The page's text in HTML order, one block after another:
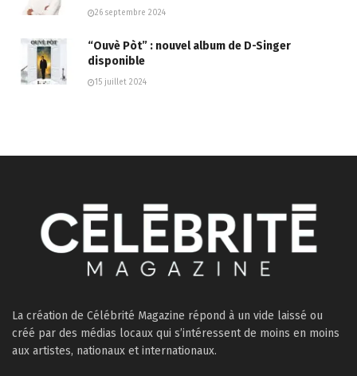
26 septembre 2024
“Ouvè Pòt” : nouvel album de D-Singer
disponible
15 juillet 2024
La création de Célébrité Magazine répond à un vide laissé ou
créé par des médias locaux qui s’intéressent de moins en moins
aux artistes, nationaux et internationaux.